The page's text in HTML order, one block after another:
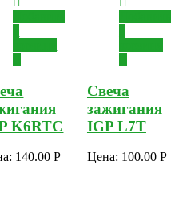
K6RTC
140.00Р
Свеча
зажигания
IGP L7T
Цена: 100.00 Р